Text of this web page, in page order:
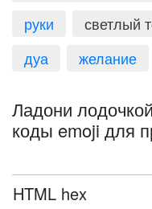
руки
светлый
дуа
желание
Ладони
коды emoji для
HTML hex